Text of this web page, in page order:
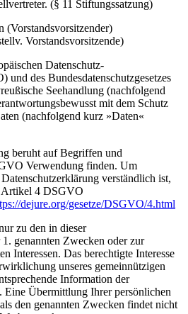
(§ 11 Stiftungssatzung)
(Vorstandsvorsitzender)
Vorstandsvorsitzende)
Datenschutz-
des Bundesdatenschutzgesetzes
Seehandlung (nachfolgend
mit dem Schutz
(nachfolgend kurz »Daten«
beruht auf Begriffen und
Verwendung finden. Um
verständlich ist,
Artikel 4 DSGVO
dejure.org/gesetze/DSGVO/4.html
zu den in dieser
genannten Zwecken oder zur
Interessen. Das berechtigte Interesse
unseres gemeinnützigen
Information der
Eine Übermittlung Ihrer persönlichen
den genannten Zwecken findet nicht